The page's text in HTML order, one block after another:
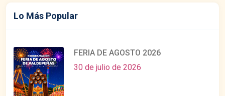
Lo Más Popular
FERIA DE AGOSTO 2026
30 de julio de 2026